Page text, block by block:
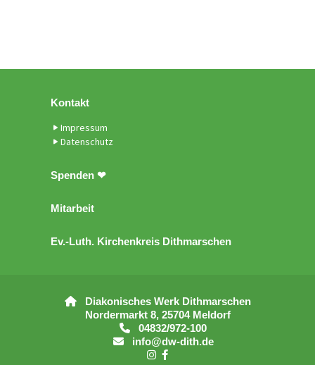
Kontakt
Impressum
Datenschutz
Spenden ❤
Mitarbeit
Ev.-Luth. Kirchenkreis Dithmarschen
Diakonisches Werk Dithmarschen
Nordermarkt 8, 25704 Meldorf
 04832/972-100
info@dw-dith.de
 